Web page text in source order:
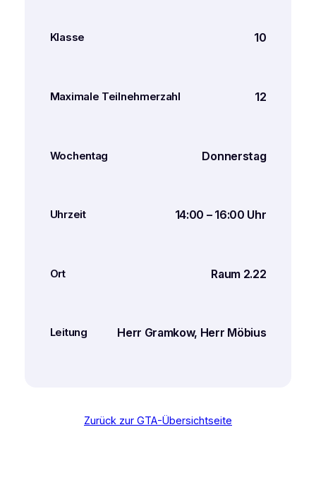
Klasse 10
Maximale Teilnehmerzahl 12
Wochentag Donnerstag
Uhrzeit 14:00 – 16:00 Uhr
Ort Raum 2.22
Leitung Herr Gramkow, Herr Möbius
Zurück zur GTA-Übersichtseite